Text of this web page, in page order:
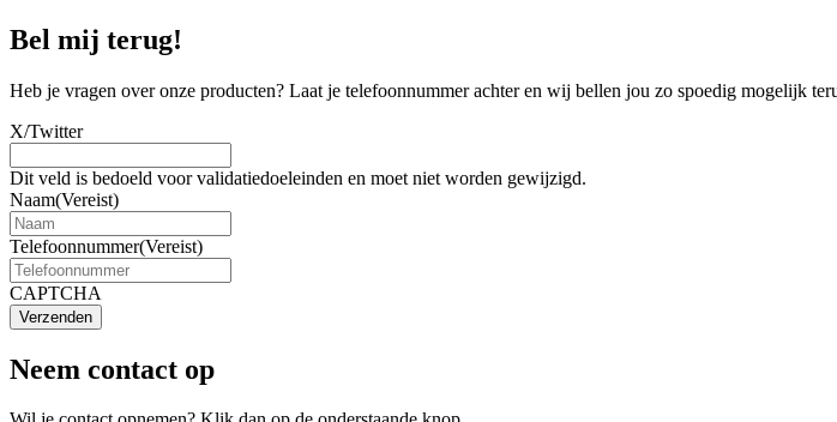
Bel mij terug!
Heb je vragen over onze producten? Laat je telefoonnummer achter en wij bellen jou zo spoedig mogelijk
X/Twitter
Dit veld is bedoeld voor validatiedoeleinden en moet niet worden gewijzigd.
Naam(Vereist)
Telefoonnummer(Vereist)
CAPTCHA
Verzenden
Neem contact op